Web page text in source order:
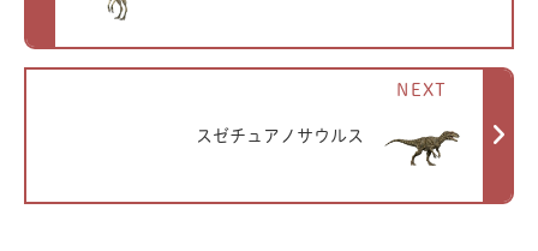
スゼチュアノサウルス
NEXT